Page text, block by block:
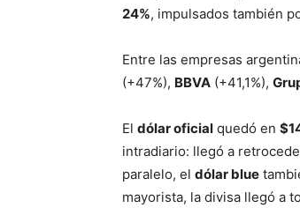
24%, impulsados también
Entre las empresas
(+47%), BBVA (+41,1%),
El dólar oficial quedó en
intradiario: llegó a
paralelo, el dólar blue
mayorista, la divisa llegó a